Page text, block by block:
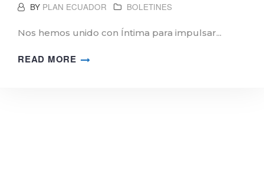
BY PLAN ECUADOR BOLETINES
Nos hemos unido con Íntima para impulsar...
READ MORE